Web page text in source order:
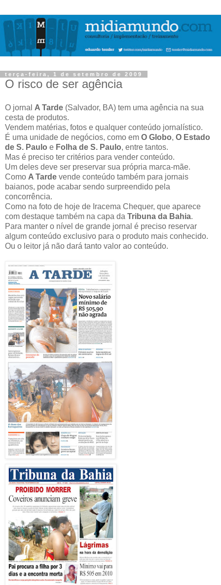
terça-feira, 1 de setembro de 2009
O risco de ser agência
O jornal A Tarde (Salvador, BA) tem uma agência na sua
cesta de produtos.
Vendem matérias, fotos e qualquer conteúdo jornalístico.
É uma unidade de negócios, como em O Globo, O Estado
de S. Paulo e Folha de S. Paulo, entre tantos.
Mas é preciso ter critérios para vender conteúdo.
Um deles deve ser preservar sua própria marca-mãe.
Como A Tarde vende conteúdo também para jornais
baianos, pode acabar sendo surpreendido pela
concorrência.
Como na foto de hoje de Iracema Chequer, que aparece
com destaque também na capa da Tribuna da Bahia.
Para manter o nível de grande jornal é preciso reservar
algum conteúdo exclusivo para o produto mais conhecido.
Ou o leitor já não dará tanto valor ao conteúdo.